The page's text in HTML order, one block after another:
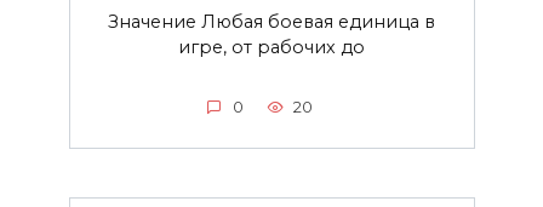
Значение Любая боевая единица в
игре, от рабочих до
0 20